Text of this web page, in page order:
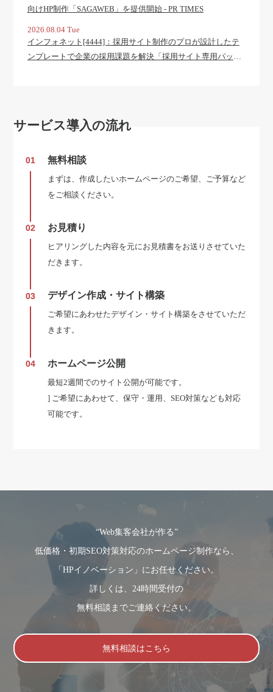
向けHP制作「SAGAWEB」を提供開始 - PR TIMES
2026.08.04 Tue
インフォネット[4444]：採用サイト制作のプロが設計したテ
ンプレートで企業の採用課題を解決「採用サイト専用パッケ
サービス導入の流れ
01 無料相談
まずは、作成したいホームページのご希望、ご予算など
をご相談ください。
02 お見積り
ヒアリングした内容を元にお見積書をお送りさせていた
だきます。
03 デザイン作成・サイト構築
ご希望にあわせたデザイン・サイト構築をさせていただ
きます。
04 ホームページ公開
最短2週間でのサイト公開が可能です。
] ご希望にあわせて、保守・運用、SEO対策なども対応
可能です。
“Web集客会社が作る”
低価格・初期SEO対策対応のホームページ制作なら、
「HPイノベーション」にお任せください。
詳しくは、24時間受付の
無料相談までご連絡ください。
無料相談はこちら